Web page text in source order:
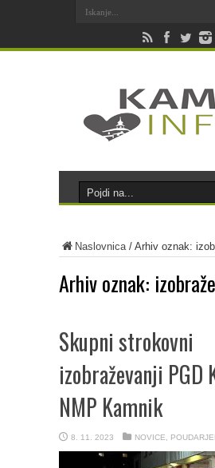
Naslovnica/ Arhiv oznak:
Arhiv oznak:
Skupni strokovni
izobraževanji PGD
NMP Kamnik
8. 11. 2023 NOVICE